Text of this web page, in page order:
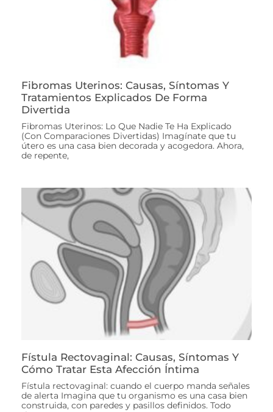
Fibromas Uterinos: Causas, Síntomas Y
Tratamientos Explicados De Forma
Divertida
Fibromas Uterinos: Lo Que Nadie Te Ha Explicado
(Con Comparaciones Divertidas) Imagínate que tu
útero es una casa bien decorada y acogedora. Ahora,
de repente,
Fístula Rectovaginal: Causas, Síntomas Y
Cómo Tratar Esta Afección Íntima
Fístula rectovaginal: cuando el cuerpo manda señales
de alerta Imagina que tu organismo es una casa bien
construida, con paredes y pasillos definidos. Todo